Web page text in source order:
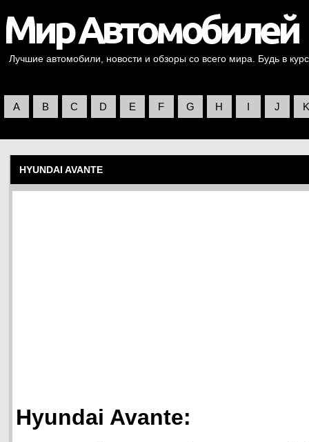
Лучшие автомобили, новости и обзоры со всего мира. Будь в
A B C D E F G H I J K
HYUNDAI AVANTE
Hyundai Avante: